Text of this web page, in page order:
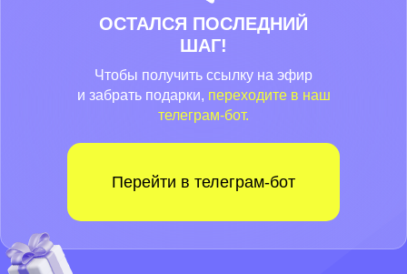
Чтобы получить ссылку на эфир
и забрать подарки, переходите в наш
телеграм-бот.
ОСТАЛСЯ ПОСЛЕДНИЙ
ШАГ!
Перейти в телеграм-бот